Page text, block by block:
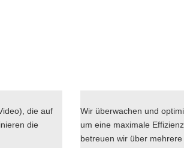
die auf
die
Wir überwachen und
um eine maximale
betreuen wir über mehrere